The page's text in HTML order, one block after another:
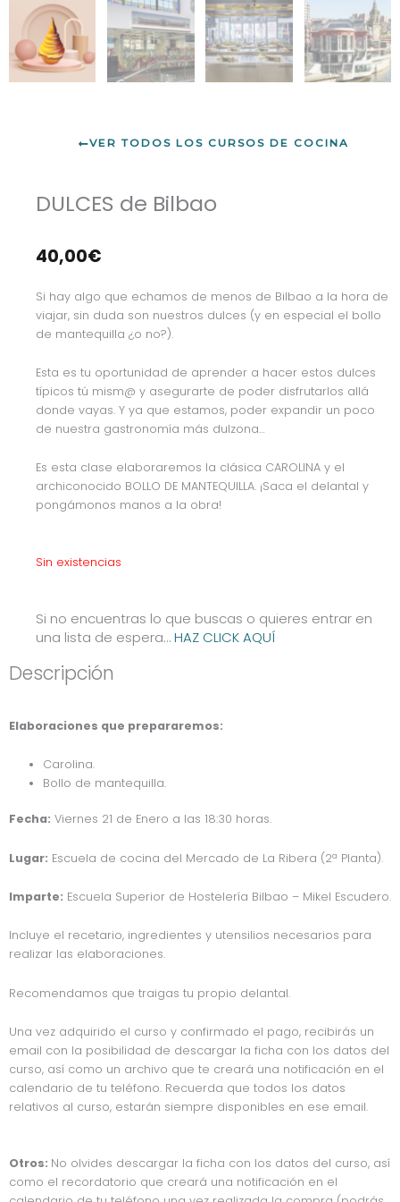
VER TODOS LOS CURSOS DE COCINA
DULCES de Bilbao
40,00€
Si hay algo que echamos de menos de Bilbao a la hora de
viajar, sin duda son nuestros dulces (y en especial el bollo
de mantequilla ¿o no?).
Esta es tu oportunidad de aprender a hacer estos dulces
típicos tú mism@ y asegurarte de poder disfrutarlos allá
donde vayas. Y ya que estamos, poder expandir un poco
de nuestra gastronomía más dulzona…
Es esta clase elaboraremos la clásica CAROLINA y el
archiconocido BOLLO DE MANTEQUILLA. ¡Saca el delantal y
pongámonos manos a la obra!
Sin existencias
Si no encuentras lo que buscas o quieres entrar en
una lista de espera…HAZ CLICK AQUÍ
Descripción
Elaboraciones que prepararemos:
Carolina.
Bollo de mantequilla.
Fecha: Viernes 21 de Enero a las 18:30 horas.
Lugar: Escuela de cocina del Mercado de La Ribera (2ª Planta).
Imparte: Escuela Superior de Hostelería Bilbao – Mikel Escudero.
Incluye el recetario, ingredientes y utensilios necesarios para
realizar las elaboraciones.
Recomendamos que traigas tu propio delantal.
Una vez adquirido el curso y confirmado el pago, recibirás un
email con la posibilidad de descargar la ficha con los datos del
curso, así como un archivo que te creará una notificación en el
calendario de tu teléfono. Recuerda que todos los datos
relativos al curso, estarán siempre disponibles en ese email.
Otros: No olvides descargar la ficha con los datos del curso, así
como el recordatorio que creará una notificación en el